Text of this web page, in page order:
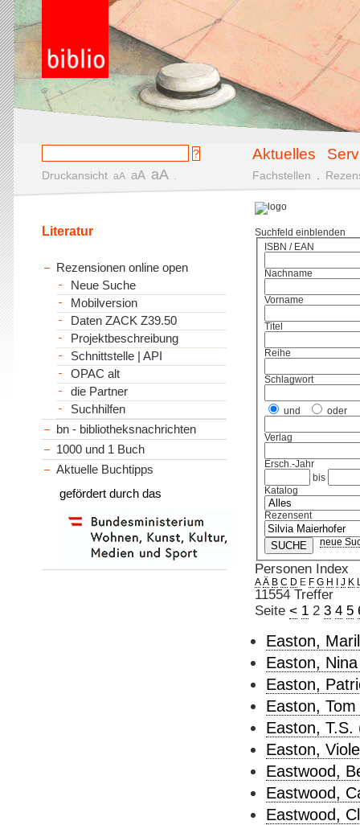
Aktuelles
Druckansicht aA aA aA Fachstellen
Suchfeld einblenden
ISBN / EAN
Nachname
Vorname
Titel
Reihe
Schlagwort
und oder
Verlag
Ersch.-Jahr
bis
Katalog
Rezensent
neue
Personen Index
A Ä B C D E F G H J K
11554 Treffer
Seite < 1 2 3 4 5
Easton,
Easton,
Easton,
Easton,
Easton, T.S.
Easton,
Eastwood,
Eastwood,
Eastwood,
Literatur
Rezensionen online open
Neue Suche
Mobilversion
Daten ZACK Z39.50
Projektbeschreibung
Schnittstelle | API
OPAC alt
die Partner
Suchhilfen
bn - bibliotheksnachrichten
1000 und 1 Buch
Aktuelle Buchtipps
gefördert durch das